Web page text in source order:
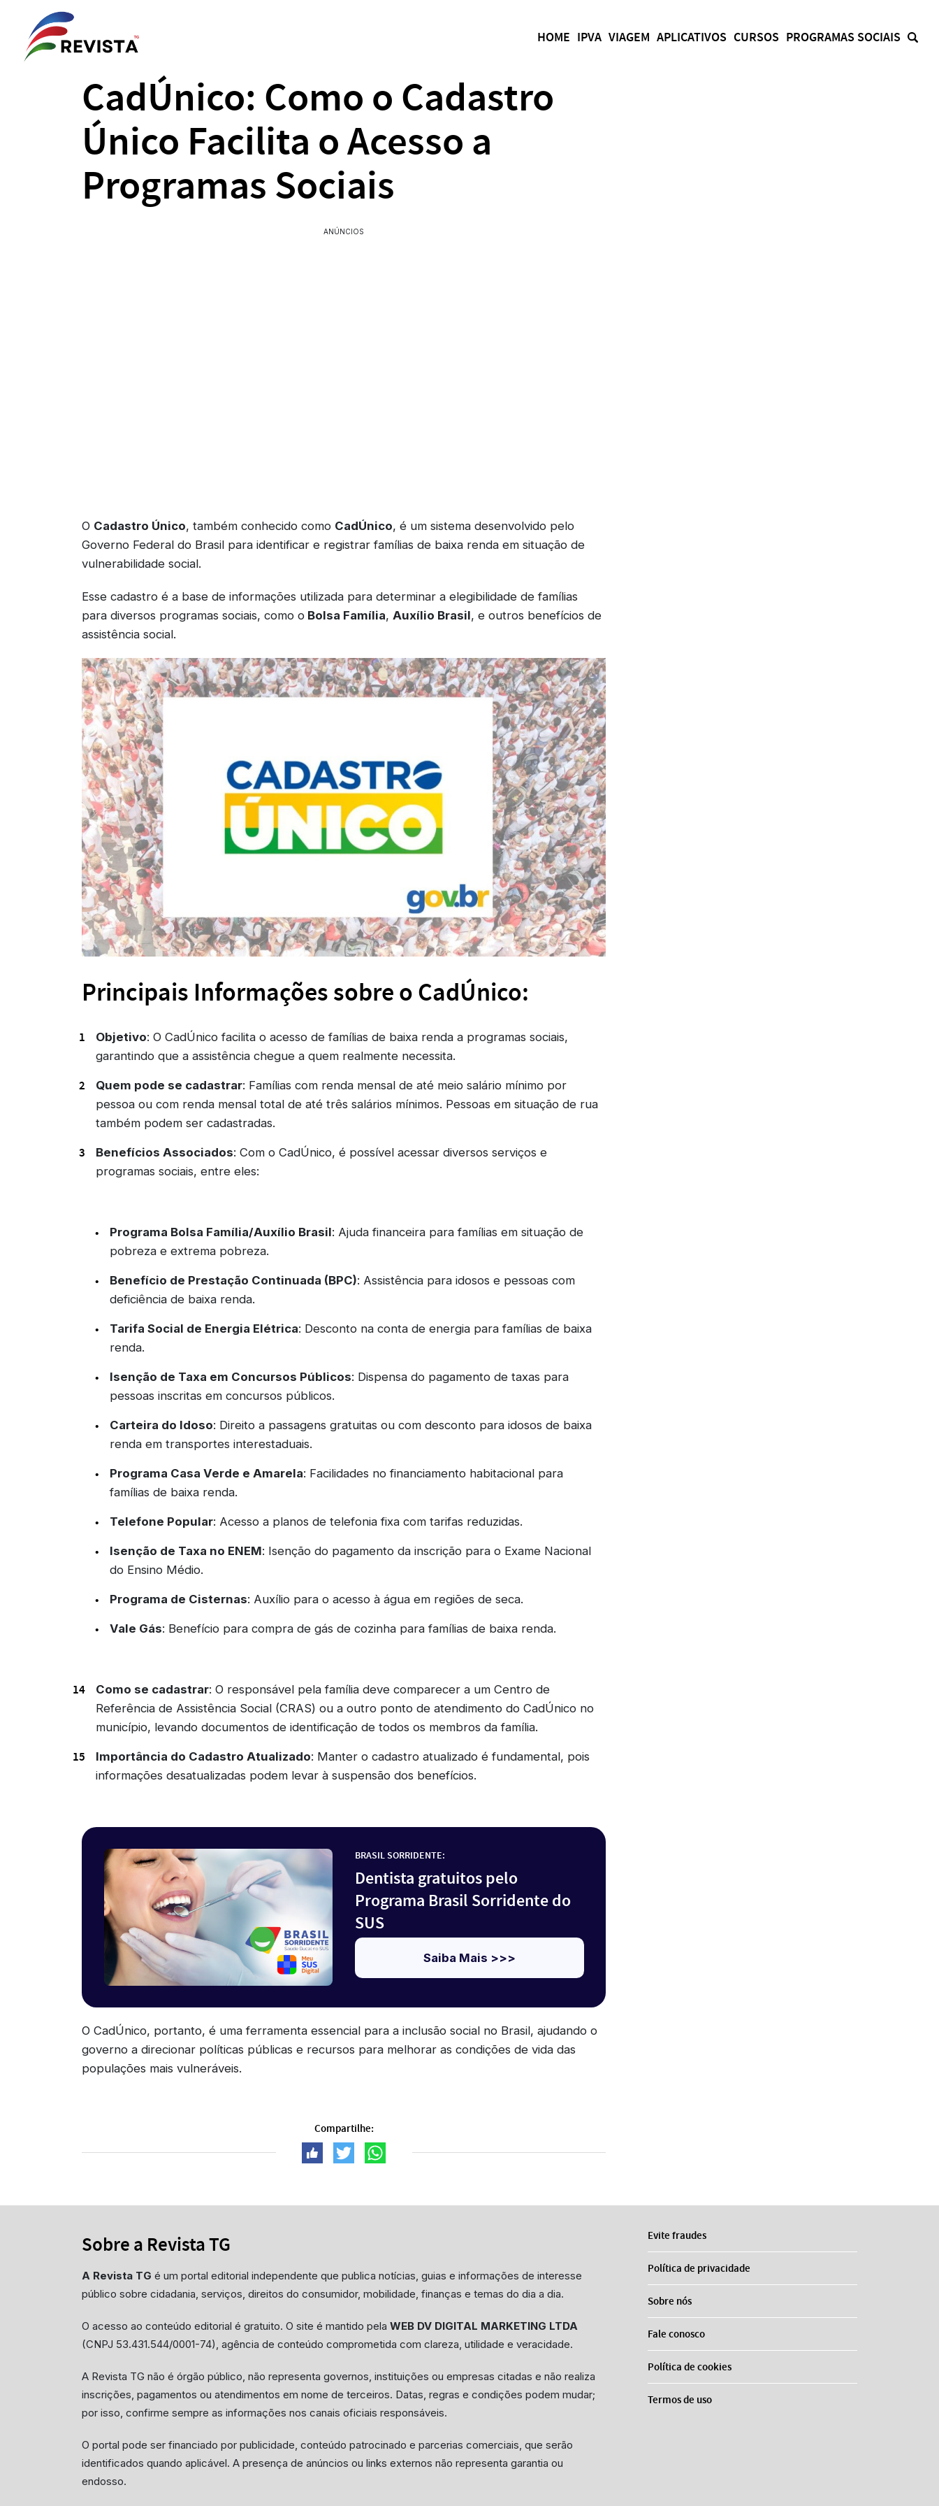
HOME IPVA VIAGEM APLICATIVOS CURSOS PROGRAMAS SOCIAIS
CadÚnico: Como o Cadastro
Único Facilita o Acesso a
Programas Sociais
ANÚNCIOS
O Cadastro Único, também conhecido como CadÚnico, é um sistema desenvolvido pelo
Governo Federal do Brasil para identificar e registrar famílias de baixa renda em situação de
vulnerabilidade social.
Esse cadastro é a base de informações utilizada para determinar a elegibilidade de famílias
para diversos programas sociais, como o Bolsa Família, Auxílio Brasil, e outros benefícios de
assistência social.
Principais Informações sobre o CadÚnico:
Objetivo: O CadÚnico facilita o acesso de famílias de baixa renda a programas sociais,
garantindo que a assistência chegue a quem realmente necessita.
Quem pode se cadastrar: Famílias com renda mensal de até meio salário mínimo por
pessoa ou com renda mensal total de até três salários mínimos. Pessoas em situação de rua
também podem ser cadastradas.
Benefícios Associados: Com o CadÚnico, é possível acessar diversos serviços e
programas sociais, entre eles:
Programa Bolsa Família/Auxílio Brasil: Ajuda financeira para famílias em situação de
pobreza e extrema pobreza.
Benefício de Prestação Continuada (BPC): Assistência para idosos e pessoas com
deficiência de baixa renda.
Tarifa Social de Energia Elétrica: Desconto na conta de energia para famílias de baixa
renda.
Isenção de Taxa em Concursos Públicos: Dispensa do pagamento de taxas para
pessoas inscritas em concursos públicos.
Carteira do Idoso: Direito a passagens gratuitas ou com desconto para idosos de baixa
renda em transportes interestaduais.
Programa Casa Verde e Amarela: Facilidades no financiamento habitacional para
famílias de baixa renda.
Telefone Popular: Acesso a planos de telefonia fixa com tarifas reduzidas.
Isenção de Taxa no ENEM: Isenção do pagamento da inscrição para o Exame Nacional
do Ensino Médio.
Programa de Cisternas: Auxílio para o acesso à água em regiões de seca.
Vale Gás: Benefício para compra de gás de cozinha para famílias de baixa renda.
Como se cadastrar: O responsável pela família deve comparecer a um Centro de
Referência de Assistência Social (CRAS) ou a outro ponto de atendimento do CadÚnico no
município, levando documentos de identificação de todos os membros da família.
Importância do Cadastro Atualizado: Manter o cadastro atualizado é fundamental, pois
informações desatualizadas podem levar à suspensão dos benefícios.
BRASIL SORRIDENTE:
Dentista gratuitos pelo
Programa Brasil Sorridente do
SUS
Saiba Mais >>>
O CadÚnico, portanto, é uma ferramenta essencial para a inclusão social no Brasil, ajudando o
governo a direcionar políticas públicas e recursos para melhorar as condições de vida das
populações mais vulneráveis.
Compartilhe:
Sobre a Revista TG
A Revista TG é um portal editorial independente que publica notícias, guias e informações de interesse
público sobre cidadania, serviços, direitos do consumidor, mobilidade, finanças e temas do dia a dia.
O acesso ao conteúdo editorial é gratuito. O site é mantido pela WEB DV DIGITAL MARKETING LTDA
(CNPJ 53.431.544/0001-74), agência de conteúdo comprometida com clareza, utilidade e veracidade.
A Revista TG não é órgão público, não representa governos, instituições ou empresas citadas e não realiza
inscrições, pagamentos ou atendimentos em nome de terceiros. Datas, regras e condições podem mudar;
por isso, confirme sempre as informações nos canais oficiais responsáveis.
O portal pode ser financiado por publicidade, conteúdo patrocinado e parcerias comerciais, que serão
identificados quando aplicável. A presença de anúncios ou links externos não representa garantia ou
endosso.
Evite fraudes
Política de privacidade
Sobre nós
Fale conosco
Política de cookies
Termos de uso